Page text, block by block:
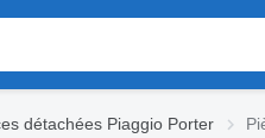
détachées Piaggio Porter